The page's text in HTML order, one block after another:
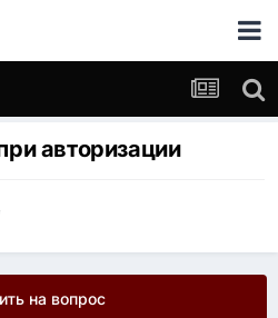
авторизации
на вопрос